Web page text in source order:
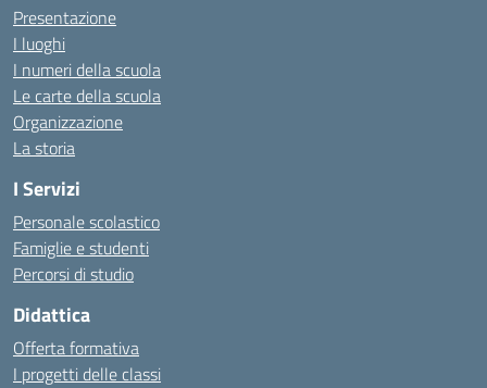
Presentazione
I luoghi
I numeri della scuola
Le carte della scuola
Organizzazione
La storia
I Servizi
Personale scolastico
Famiglie e studenti
Percorsi di studio
Didattica
Offerta formativa
I progetti delle classi